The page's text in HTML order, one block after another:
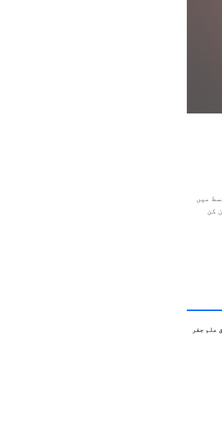
میں
کن
علم جفر